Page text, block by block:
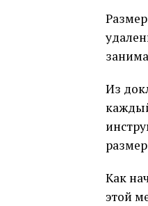
Из
Как
этой